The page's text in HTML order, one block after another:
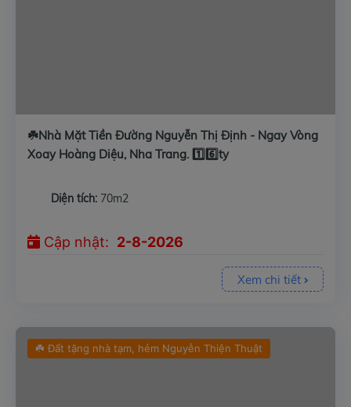
☘️Nhà Mặt Tiền Đường Nguyễn Thị Định - Ngay Vòng
Xoay Hoàng Diệu, Nha Trang. 1️⃣6️⃣ty
Diện tích: 70m2
Cập nhật: 2-8-2026
Xem chi tiết
☘️ Đất tặng nhà tạm, hẻm Nguyễn Thiện Thuật